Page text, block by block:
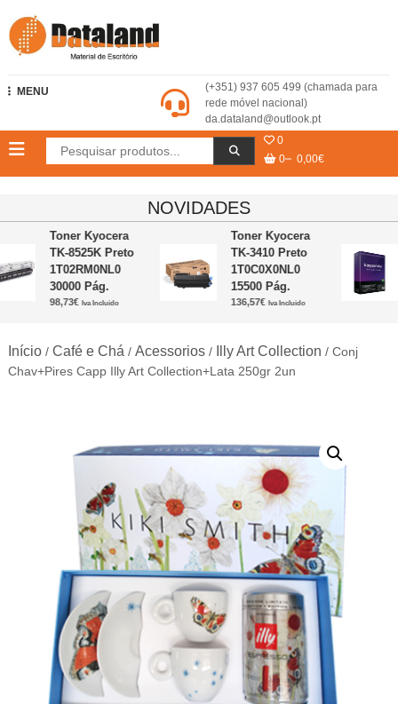
content
MENU
(+351) 937 605 499 (chamada para
rede móvel nacional)
da.dataland@outlook.pt
0
0
0,00€
NOVIDADES
Toner Kyocera
TK-8525K Preto
1T02RM0NL0
30000 Pág.
98,73€ Iva Incluido
Toner Kyocera
TK-3410 Preto
1T0C0X0NL0
15500 Pág.
136,57€ Iva Incluido
Início/ Café e Chá / Acessorios/ Illy Art Collection / Conj
Chav+Pires Capp Illy Art Collection+Lata 250gr 2un